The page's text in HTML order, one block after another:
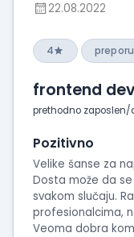
22.08.2022
4
frontend
prethodno zaposlen/
Pozitivno
Velike šanse za
Dosta može da
svakom slučaju.
profesionalcima,
Veoma dobra